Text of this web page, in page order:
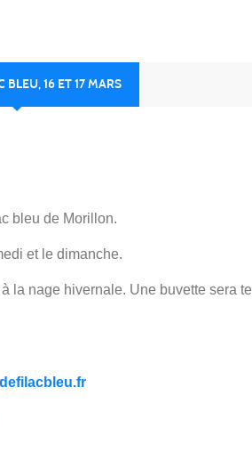
BLEU, 16 ET 17 MARS
bleu de Morillon.
et le dimanche.
la nage hivernale. Une buvette sera